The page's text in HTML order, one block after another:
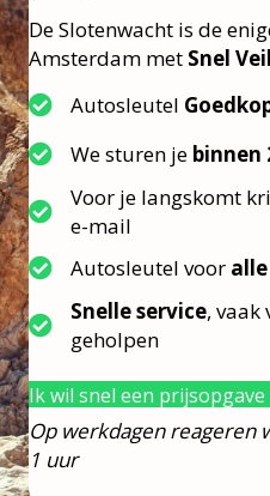
De Slotenwacht is de
Amsterdam met Snel
Autosleutel
We sturen je binnen
Voor je langskomt
e-mail
Autosleutel voor
Snelle service, vaak
geholpen
Ik wil snel een prijsopgave
Op werkdagen reageren
1 uur